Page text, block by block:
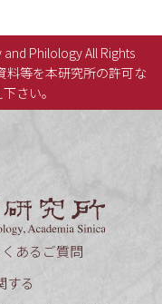
Philology All Rights
料等を本研究所の許可な
さい。
くあるご質問
する